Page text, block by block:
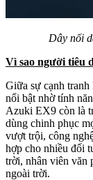
Dây nối
Vì sao người tiêu
Giữa sự cạnh
nổi bật nhờ tính
Azuki EX9 còn là
dùng chinh phục
vượt trội, công
hợp cho nhiều đối
trời, nhân viên văn
ngoài trời.